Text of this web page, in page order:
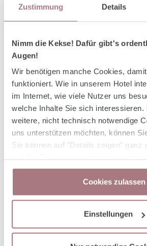
Zustimmung Details
Nimm die Kekse! Dafür gibt's
Augen!
Wir benötigen manche Cookies,
funktioniert. Wie in unserem Hotel
im Internet, wie viele Nutzer uns
welche Inhalte Sie sich interessieren.
weitere, nicht technisch notwendige
uns unterstützen möchten, können
Sie können auf "Details zeigen" ganz
Datenschutzerklärungjederzeit Ihre
wieder zurücknehmen.Cookies zulassen
Einstellungen
Köstlichkeiten
hochqualitativ bürgerliche
Speisen und regionale
unsere wundervolle
bekannt ist. Zusätzlich zu den
im Haus können unsere
genussvolle Zeit auf unserer
verbringen oder im
der mit seiner faszinierenden
weltberühmte Reichsburg
perfekt für ein Dolce Vita in
der schönen
dem 4-Sterne-Superior-Hotel
weitere Möglichkeiten zum